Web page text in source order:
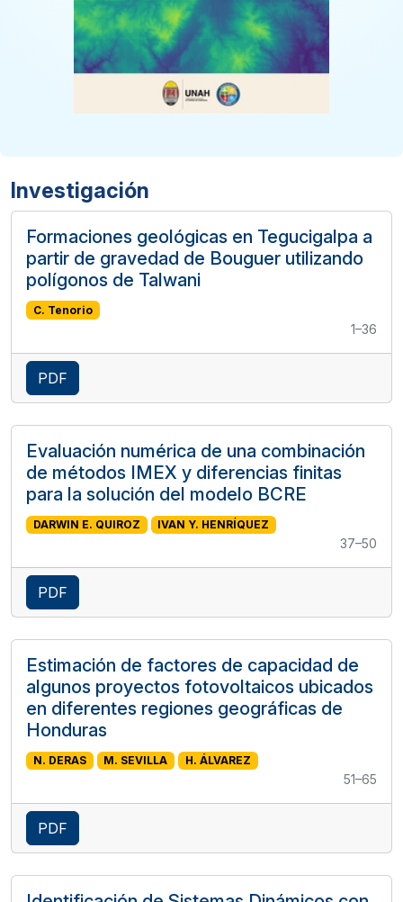
Investigación
Formaciones geológicas en Tegucigalpa a
partir de gravedad de Bouguer utilizando
polígonos de Talwani
C. Tenorio
1–36
PDF
Evaluación numérica de una combinación
de métodos IMEX y diferencias finitas
para la solución del modelo BCRE
DARWIN E. QUIROZ IVAN Y. HENRÍQUEZ
37–50
PDF
Estimación de factores de capacidad de
algunos proyectos fotovoltaicos ubicados
en diferentes regiones geográficas de
Honduras
N. DERAS M. SEVILLA H. ÁLVAREZ
51–65
PDF